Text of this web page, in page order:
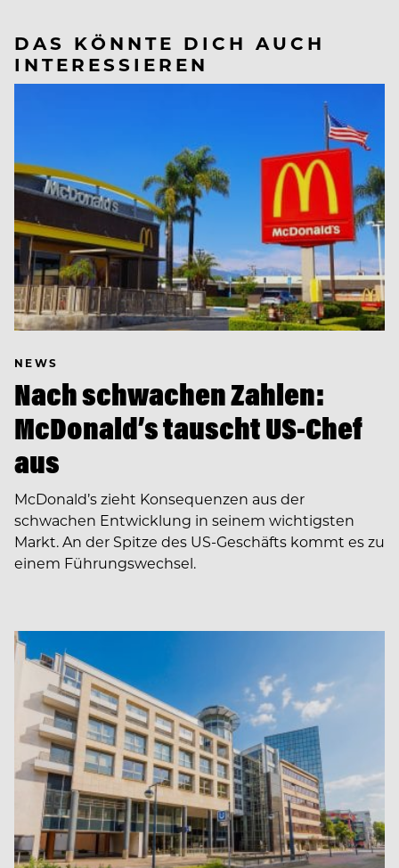
DAS KÖNNTE DICH AUCH
INTERESSIEREN
NEWS
Nach schwachen Zahlen:
McDonald’s tauscht US-Chef
aus
McDonald’s zieht Konsequenzen aus der
schwachen Entwicklung in seinem wichtigsten
Markt. An der Spitze des US-Geschäfts kommt es zu
einem Führungswechsel.